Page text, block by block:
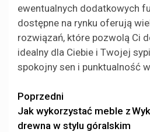
ewentualnych dodatkowych
dostępne na rynku oferują
rozwiązań, które pozwolą Ci
idealny dla Ciebie i Twojej
spokojny sen i punktualność
Zobacz
wpisy
Poprzedni
Jak wykorzystać meble z
drewna w stylu góralskim